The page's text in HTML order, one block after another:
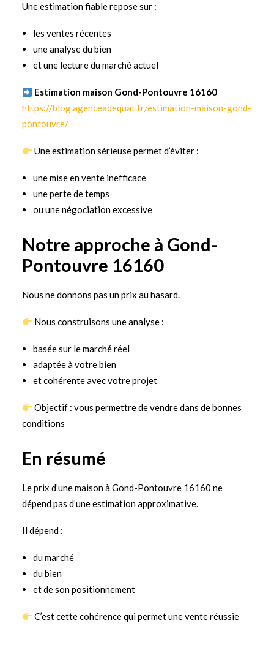
Une estimation fiable repose sur :
les ventes récentes
une analyse du bien
et une lecture du marché actuel
Estimation maison Gond-Pontouvre 16160
https://blog.agenceadequat.fr/estimation-maison-gond-
pontouvre/
Une estimation sérieuse permet d’éviter :
une mise en vente inefficace
une perte de temps
ou une négociation excessive
Notre approche à Gond-
Pontouvre 16160
Nous ne donnons pas un prix au hasard.
Nous construisons une analyse :
basée sur le marché réel
adaptée à votre bien
et cohérente avec votre projet
Objectif : vous permettre de vendre dans de bonnes
conditions
En résumé
Le prix d’une maison à Gond-Pontouvre 16160 ne
dépend pas d’une estimation approximative.
Il dépend :
du marché
du bien
et de son positionnement
C’est cette cohérence qui permet une vente réussie